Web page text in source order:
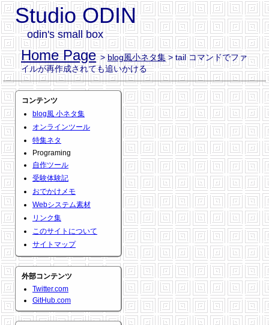
Studio ODIN
odin's small box
Home Page >blog風小ネタ集> tail コマンドでファ
イルが再作成されても追いかける
コンテンツ
blog風 小ネタ集
オンラインツール
特集ネタ
Programing
自作ツール
受験体験記
おでかけメモ
Webシステム素材
リンク集
このサイトについて
サイトマップ
外部コンテンツ
Twitter.com
GitHub.com